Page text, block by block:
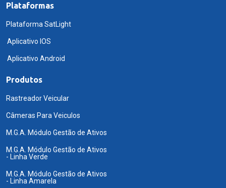
Plataformas
Plataforma SatLight
Aplicativo IOS
Aplicativo Android
Produtos
Rastreador Veicular
Câmeras Para Veiculos
M.G.A. Módulo Gestão de Ativos
M.G.A. Módulo Gestão de Ativos
- Linha Verde
M.G.A. Módulo Gestão de Ativos
- Linha Amarela